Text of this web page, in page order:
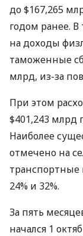
до $167,265
годом ранее. В
на доходы
таможенные
млрд, из-за
При этом
$401,243 млрд
Наиболее
отмечено на
транспортные
24% и 32%.
За пять
начался 1